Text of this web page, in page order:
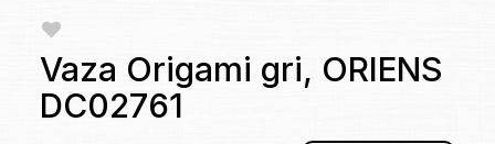
Vaza Origami gri, ORIENS
DC02761